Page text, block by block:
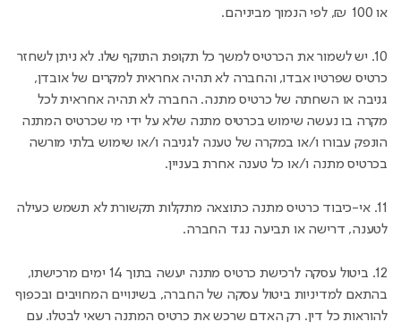
או 100 ₪, לפי הנמוך מביניהם.
10. יש לשמור את הכרטיס למשך כל תקופת התוקף שלו. לא ניתן לשחזר
כרטיס שפרטיו אבדו, והחברה לא תהיה אחראית למקרים של אובדן,
גניבה או השחתה של כרטיס מתנה. החברה לא תהיה אחראית לכל
מקרה בו נעשה שימוש בכרטיס מתנה שלא על ידי מי שכרטיס המתנה
הונפק עבורו ו/או במקרה של טענה לגניבה ו/או שימוש בלתי מורשה
בכרטיס מתנה ו/או כל טענה אחרת בעניין.
11. אי-כיבוד כרטיס מתנה כתוצאה מתקלות תקשורת לא תשמש כעילה
לטענה, דרישה או תביעה נגד החברה.
12. ביטול עסקה לרכישת כרטיס מתנה יעשה בתוך 14 ימים מרכישתו,
בהתאם למדיניות ביטול עסקה של החברה, בשינויים המחויבים ובכפוף
להוראות כל דין. רק האדם שרכש את כרטיס המתנה רשאי לבטלו. עם